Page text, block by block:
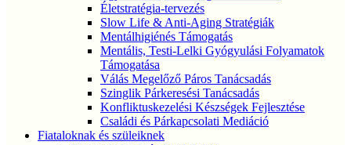
Életstratégia-tervezés
Slow Life & Anti-Aging Stratégiák
Mentálhigiénés Támogatás
Mentális, Testi-Lelki Gyógyulási Folyamatok
Támogatása
Válás Megelőző Páros Tanácsadás
Szinglik Párkeresési Tanácsadás
Konfliktuskezelési Készségek Fejlesztése
Családi és Párkapcsolati Mediáció
Fiataloknak és szüleiknek